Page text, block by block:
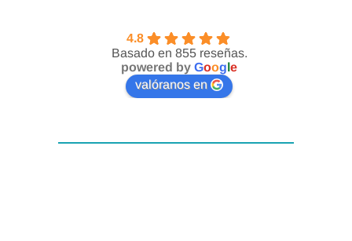
4.8
Basado en 855 reseñas.
powered by Google
valóranos en